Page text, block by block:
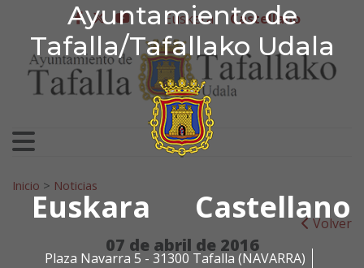
Ayuntamiento de
Tafalla/Tafallako Udala
Euskara Castellano
Plaza Navarra 5 - 31300 Tafalla (NAVARRA)
Ir al contenido
Ayuntamiento de
facebook
twitter
youtube
Euskera Castellano
Search for:
Inicio > Noticias
Volver
07 de abril de 2016